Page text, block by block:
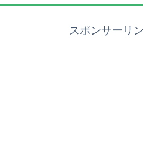
スポンサーリ